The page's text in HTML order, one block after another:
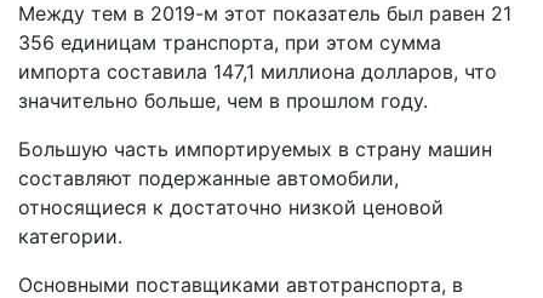
Между тем в 2019-м этот показатель был равен 21
356 единицам транспорта, при этом сумма
импорта составила 147,1 миллиона долларов, что
значительно больше, чем в прошлом году.
Большую часть импортируемых в страну машин
составляют подержанные автомобили,
относящиеся к достаточно низкой ценовой
категории.
Основными поставщиками автотранспорта, в